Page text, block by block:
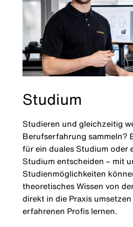
Studium
Studieren und gleichzeitig
Berufserfahrung sammeln?
für ein duales Studium oder
Studium entscheiden – mit
Studienmöglichkeiten
theoretisches Wissen von
direkt in die Praxis
erfahrenen Profis lernen.